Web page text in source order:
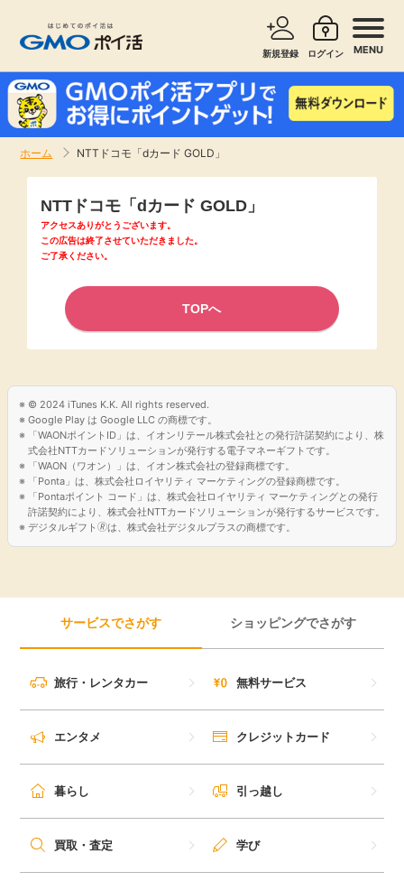
新規登録 ログイン MENU
ホーム NTTドコモ「dカード GOLD」
新着
即日還元
アンケート
ゲーム
買い物
サービスで探す ショッピングで探す
無料サービス
エンタメ
クレジットカード
暮らし
引っ越し
買取・査定
学び
美容・健康
月額有料サービス
NTTドコモ「dカード GOLD」
アクセスありがとうございます。
この広告は終了させていただきました。
ご了承ください。
TOPへ
© 2024 iTunes K.K. All rights reserved.
Google Play は Google LLC の商標です。
「WAONポイントID」は、イオンリテール株式会社との発行許諾契約により、株
式会社NTTカードソリューションが発行する電子マネーギフトです。
「WAON（ワオン）」は、イオン株式会社の登録商標です。
「Ponta」は、株式会社ロイヤリティ マーケティングの登録商標です。
「Pontaポイント コード」は、株式会社ロイヤリティ マーケティングとの発行
許諾契約により、株式会社NTTカードソリューションが発行するサービスです。
デジタルギフト🄬は、株式会社デジタルプラスの商標です。
サービスでさがす ショッピングでさがす
旅行・レンタカー 無料サービス
エンタメ クレジットカード
暮らし 引っ越し
買取・査定 学び